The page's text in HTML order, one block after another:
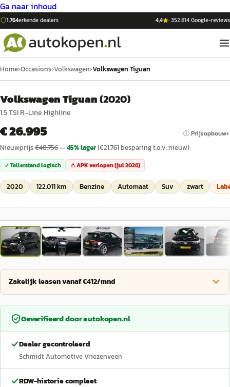
Ga naar inhoud
1.764erkende dealers 4,4 ·352.814Google-reviews
Home›Occasions›Volkswagen›Volkswagen Tiguan
Volkswagen Tiguan(2020)
1.5 TSI R-Line Highline
€ 26.995 ⓘ Prijsopbouw
Nieuwprijs€48.756—45% lager(€21.761besparing t.o.v. nieuw)
✓ Tellerstand logisch ⚠ APK verlopen (jul 2026)
2020 122.011 km Benzine Automaat Suv zwart
1/34
Zakelijk leasen vanaf €412/mnd
Geverifieerd doorautokopen.nl
Dealer gecontroleerd
Schmidt Automotive Vriezenveen
RDW-historie compleet